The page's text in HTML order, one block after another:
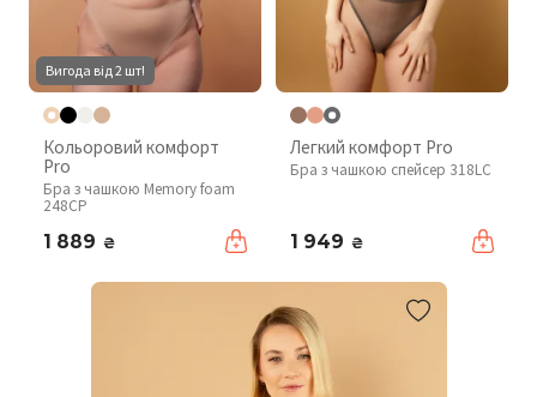
Вигода від 2 шт!
Кольоровий комфорт
Pro
Бра з чашкою Memory foam
248CP
1 889 ₴
Легкий комфорт Pro
Бра з чашкою спейсер 318LC
1 949 ₴